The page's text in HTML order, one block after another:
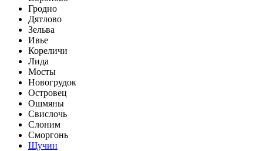
Гродно
Дятлово
Зельва
Ивье
Кореличи
Лида
Мосты
Новогрудок
Островец
Ошмяны
Свислочь
Слоним
Сморгонь
Щучин